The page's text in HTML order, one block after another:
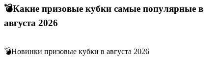
💣Какие призовые кубки самые популярные в
августа 2026
💣Новинки призовые кубки в августа 2026